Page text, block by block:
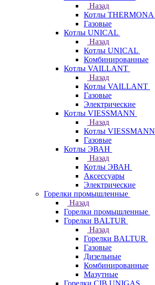
Назад
Котлы THERMONA
Газовые
Котлы UNICAL
Назад
Котлы UNICAL
Комбинированные
Котлы VAILLANT
Назад
Котлы VAILLANT
Газовые
Электрические
Котлы VIESSMANN
Назад
Котлы VIESSMANN
Газовые
Котлы ЭВАН
Назад
Котлы ЭВАН
Аксессуары
Электрические
Горелки промышленные
Назад
Горелки промышленные
Горелки BALTUR
Назад
Горелки BALTUR
Газовые
Дизельные
Комбинированные
Мазутные
Горелки CIB UNIGAS